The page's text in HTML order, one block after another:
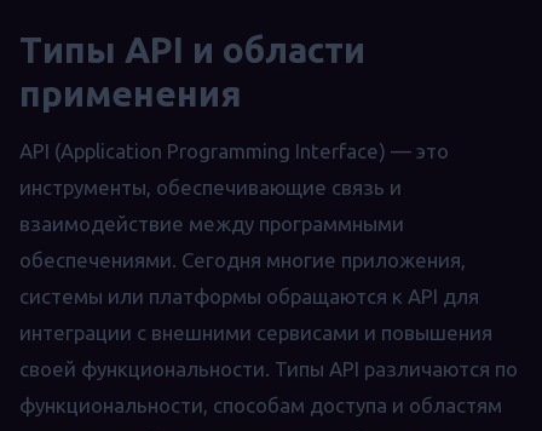
Типы API и области
применения
API (Application Programming Interface) — это
инструменты, обеспечивающие связь и
взаимодействие между программными
обеспечениями. Сегодня многие приложения,
системы или платформы обращаются к API для
интеграции с внешними сервисами и повышения
своей функциональности. Типы API различаются по
функциональности, способам доступа и областям